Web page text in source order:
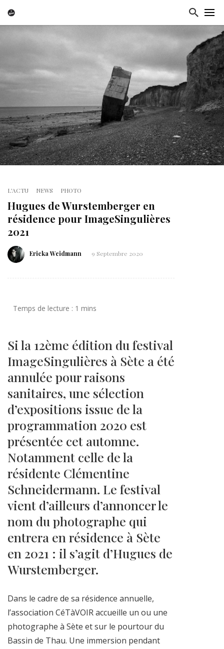
L'ACTU NEWS PHOTO
Hugues de Wurstemberger en
résidence pour ImageSingulières
2021
Ericka Weidmann 9 Septembre 2020
Si la 12ème édition du festival
ImageSingulières à Sète a été
annulée pour raisons
sanitaires, une sélection
d’expositions issue de la
programmation 2020 est
présentée cet automne.
Notamment celle de la
résidente Clémentine
Schneidermann. Le festival
vient d’ailleurs d’annoncer le
nom du photographe qui
entrera en résidence à Sète
en 2021 : il s’agit d’Hugues de
Wurstemberger.
Dans le cadre de sa résidence annuelle,
l’association CéTàVOIR accueille un ou une
photographe à Sète et sur le pourtour du
Bassin de Thau. Une immersion pendant